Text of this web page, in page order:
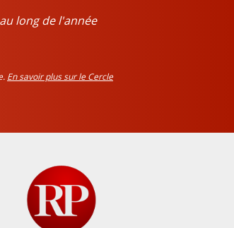
long de l'année
En savoir plus sur le Cercle